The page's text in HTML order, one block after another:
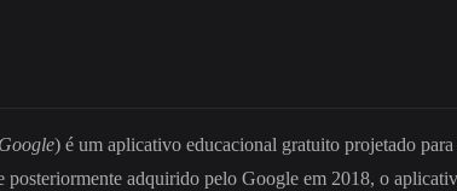
) é um aplicativo educacional gratuito projetado
posteriormente adquirido pelo Google em 2018, o